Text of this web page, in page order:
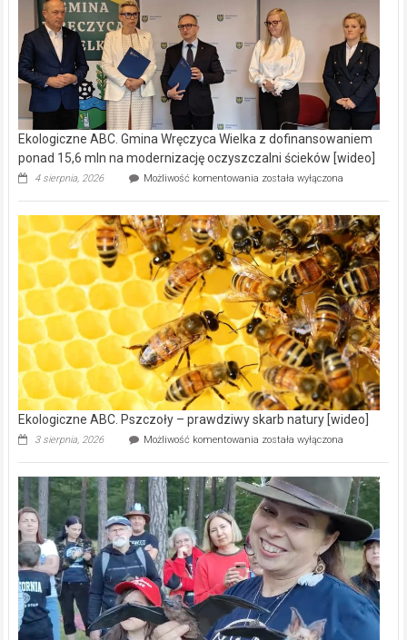
Ekologiczne ABC. Gmina Wręczyca Wielka z dofinansowaniem
ponad 15,6 mln na modernizację oczyszczalni ścieków [wideo]
4 sierpnia, 2026 Możliwość komentowania Ekologiczne
Wręczyca
Wielka
z
dofinansowaniem
ponad
15,6
mln
na
modernizację
oczyszczalni
ścieków
[wideo]
została wyłączona
Ekologiczne ABC. Pszczoły – prawdziwy skarb natury [wideo]
3 sierpnia, 2026 Możliwość komentowania Ekologiczne
–
prawdziwy
skarb
natury
[wideo]
została wyłączona